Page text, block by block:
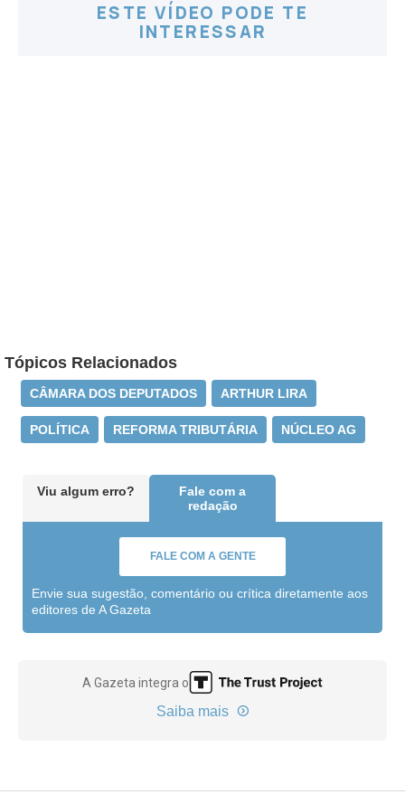
ESTE VÍDEO PODE TE
INTERESSAR
Tópicos Relacionados
CÂMARA DOS DEPUTADOS ARTHUR LIRA
POLÍTICA REFORMA TRIBUTÁRIA NÚCLEO AG
Viu algum erro?
Fale com a
redação
FALE COM A GENTE
Envie sua sugestão, comentário ou crítica diretamente aos
editores de A Gazeta
A Gazeta integra o
Saiba mais